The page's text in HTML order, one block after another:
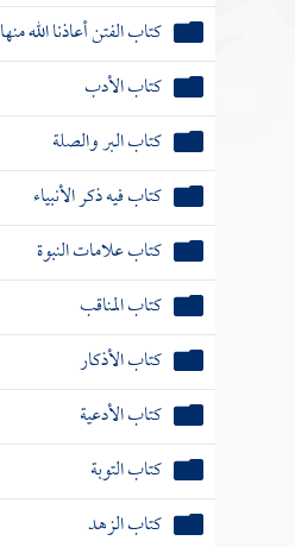
كتاب الفتن أعاذنا الله منها
كتاب الأدب
كتاب البر والصلة
كتاب فيه ذكر الأنبياء
كتاب علامات النبوة
كتاب المناقب
كتاب الأذكار
كتاب الأدعية
كتاب التوبة
كتاب الزهد